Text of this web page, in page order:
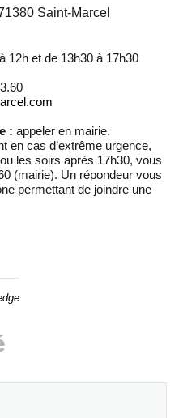
Saint-Marcel
12h et de 13h30 à 17h30
: appeler en mairie.
en cas d’extrême urgence,
les soirs après 17h30, vous
(mairie). Un répondeur vous
permettant de joindre une